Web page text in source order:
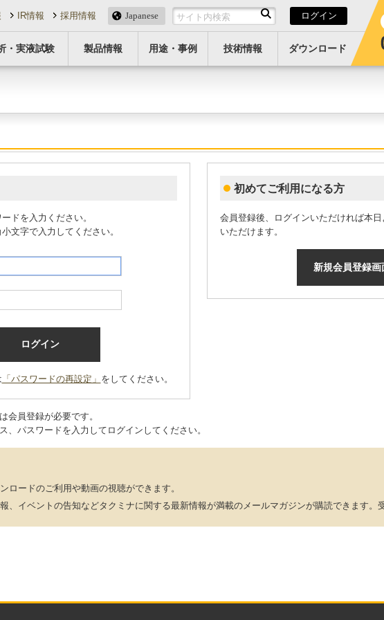
IR情報 採用情報 Japanese ログイン
・実液試験 製品情報 用途・事例 技術情報 ダウンロード
ドを入力ください。
文字で入力してください。
「パスワードの再設定」 をしてください。
初めてご利用になる方
会員登録後、ログインいただければ本
いただけます。
新規会員登録画
会員登録が必要です。
、パスワードを入力してログインしてください。
ロードのご利用や動画の視聴ができます。
、イベントの告知などタクミナに関する最新情報が満載のメールマガジンが購読できます。